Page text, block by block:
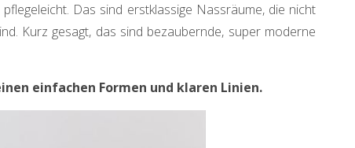
Das sind erstklassige Nassräume, die nicht
Kurz gesagt, das sind bezaubernde, super moderne
einfachen Formen und klaren Linien.